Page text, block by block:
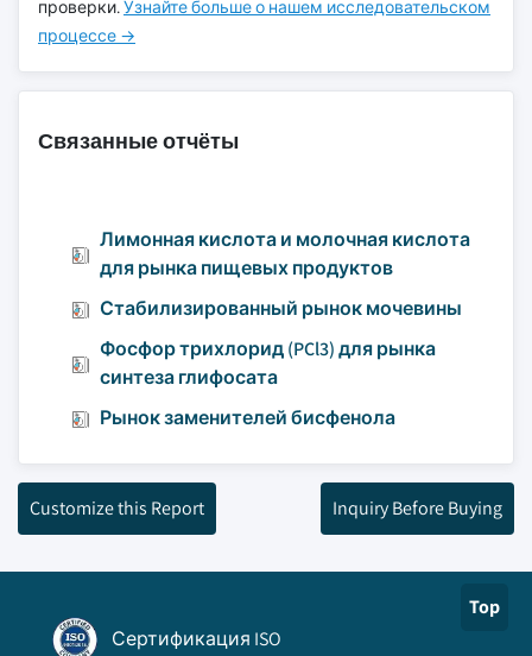
проверки.Узнайте больше о нашем исследовательском
процессе →
Связанные отчёты
Лимонная кислота и молочная кислота
для рынка пищевых продуктов
Стабилизированный рынок мочевины
Фосфор трихлорид (PCl3) для рынка
синтеза глифосата
Рынок заменителей бисфенола
Customize this Report Inquiry Before Buying
Top
Сертификация ISO